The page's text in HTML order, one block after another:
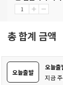
총 합계 금액
오늘출발
오늘출
지금